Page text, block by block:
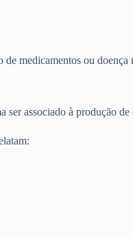
medicamentos ou
associado à produção